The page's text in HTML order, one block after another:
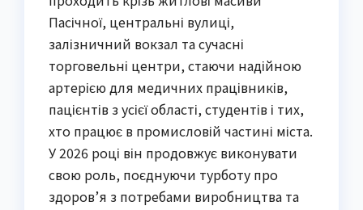
Пасічної, центральні вулиці,
залізничний вокзал та сучасні
торговельні центри, стаючи надійною
артерією для медичних працівників,
пацієнтів з усієї області, студентів і тих,
хто працює в промисловій частині міста.
У 2026 році він продовжує виконувати
свою роль, поєднуючи турботу про
здоров’я з потребами виробництва та